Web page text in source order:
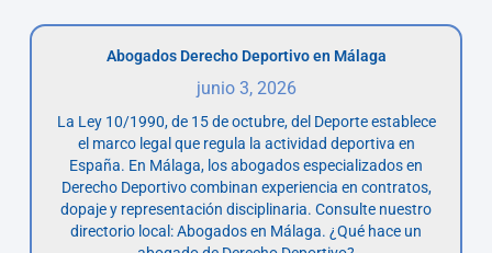
Abogados Derecho Deportivo en Málaga
junio 3, 2026
La Ley 10/1990, de 15 de octubre, del Deporte establece
el marco legal que regula la actividad deportiva en
España. En Málaga, los abogados especializados en
Derecho Deportivo combinan experiencia en contratos,
dopaje y representación disciplinaria. Consulte nuestro
directorio local: Abogados en Málaga. ¿Qué hace un